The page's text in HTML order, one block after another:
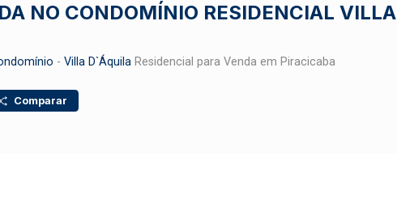
NO CONDOMÍNIO RESIDENCIAL VILLA
- Villa D`Áquila Residencial para Venda em Piracicaba
Comparar